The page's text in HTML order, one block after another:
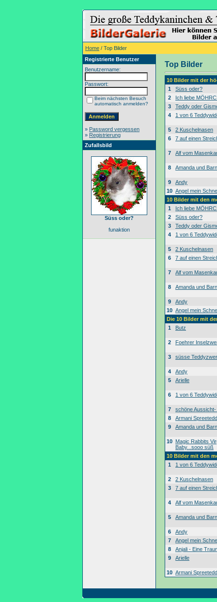
Home / Top Bilder
Registrierte Benutzer
Benutzername:
Passwort:
Beim nächsten Besuch
automatisch anmelden?
» Password vergessen
» Registrierung
Zufallsbild
Süss oder?
funaktion
Top Bilder
10 Bilder mit der
1
Süss oder?
2
Ich liebe
3
Teddy oder
4
1 von 6
5
2 Kuschelnasen
6
7 auf einen
7 Alf vom
8 Amanda und
9
Andy
10 Angel mein
10 Bilder mit den
1
Ich liebe
2
Süss oder?
3
Teddy oder
4
1 von 6
5
2 Kuschelnasen
6
7 auf einen
7 Alf vom
8 Amanda und
9
Andy
10 Angel mein
Die 10 Bilder mit
1
Butz
2 Foehrer
3 süsse
4
Andy
5
Arielle
6 1 von 6
7
schöne
8
Armani
9
Amanda und
10 Magic Rabbits
Baby...sooo süß
10 Bilder mit den
1
1 von 6
2
2 Kuschelnasen
3
7 auf einen
4 Alf vom
5 Amanda und
6
Andy
7
Angel mein
8
Anjali - Eine
9
Arielle
10 Armani